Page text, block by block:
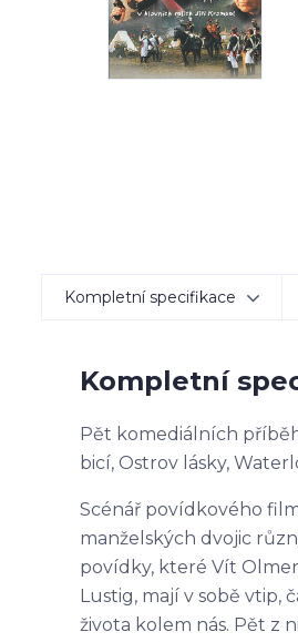
Kompletní specifikace
Kompletní
Pět komediálních
bicí, Ostrov lásky,
Scénář povídkového
manželských dvojic
povídky, které Vít
Lustig, mají v sobě vtip,
života kolem nás. Pět z